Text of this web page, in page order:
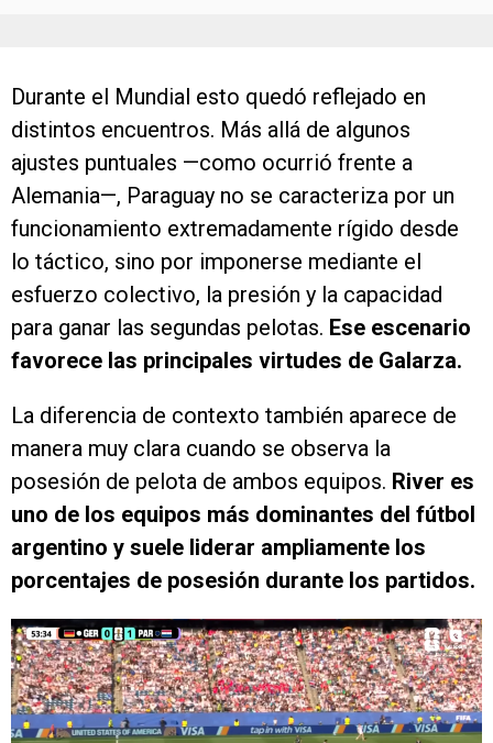
Durante el Mundial esto quedó reflejado en
distintos encuentros. Más allá de algunos
ajustes puntuales —como ocurrió frente a
Alemania—, Paraguay no se caracteriza por un
funcionamiento extremadamente rígido desde
lo táctico, sino por imponerse mediante el
esfuerzo colectivo, la presión y la capacidad
para ganar las segundas pelotas. Ese escenario
favorece las principales virtudes de Galarza.
La diferencia de contexto también aparece de
manera muy clara cuando se observa la
posesión de pelota de ambos equipos. River es
uno de los equipos más dominantes del fútbol
argentino y suele liderar ampliamente los
porcentajes de posesión durante los partidos.